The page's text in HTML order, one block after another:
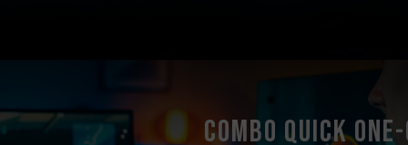
Combo Quick